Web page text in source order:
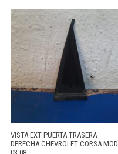
VISTA EXT PUERTA TRASERA
DERECHA CHEVROLET CORSA MOD